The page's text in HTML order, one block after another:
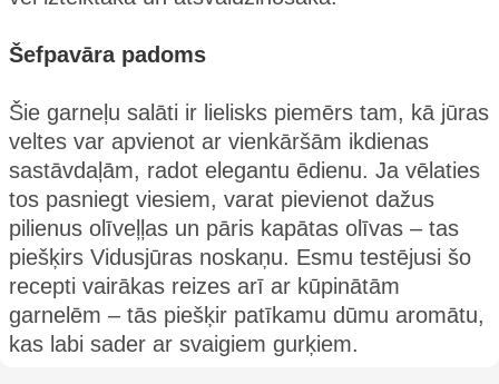
Šefpavāra padoms
Šie garneļu salāti ir lielisks piemērs tam, kā jūras
veltes var apvienot ar vienkāršām ikdienas
sastāvdaļām, radot elegantu ēdienu. Ja vēlaties
tos pasniegt viesiem, varat pievienot dažus
pilienus olīveļļas un pāris kapātas olīvas – tas
piešķirs Vidusjūras noskaņu. Esmu testējusi šo
recepti vairākas reizes arī ar kūpinātām
garnelēm – tās piešķir patīkamu dūmu aromātu,
kas labi sader ar svaigiem gurķiem.